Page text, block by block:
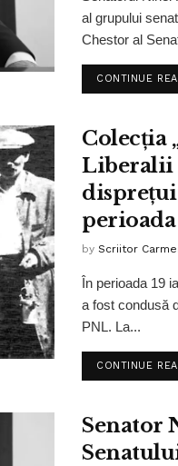
al grupului
Chestor al
CONTINUE
Colecția
Liberalii
by Scriitor
În perioada 19
a fost condusă
PNL. La...
CONTINUE
Senator